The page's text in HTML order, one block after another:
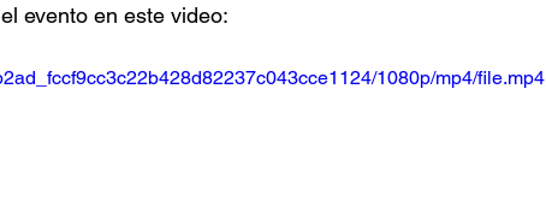
evento en este video:
1080p/mp4/file.mp4